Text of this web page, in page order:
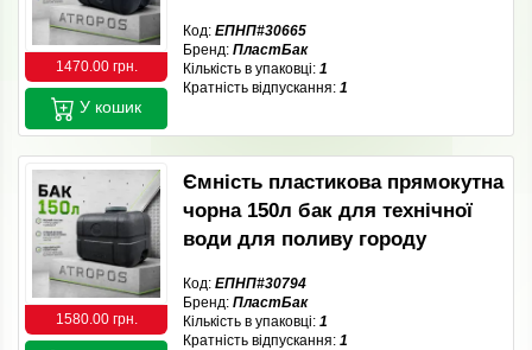
1470.00 грн.
Код: ЕПНП#30665
Бренд: ПластБак
Кількість в упаковці: 1
Кратність відпускання: 1
У кошик
1580.00 грн.
Ємність пластикова прямокутна
чорна 150л бак для технічної
води для поливу городу
Код: ЕПНП#30794
Бренд: ПластБак
Кількість в упаковці: 1
Кратність відпускання: 1